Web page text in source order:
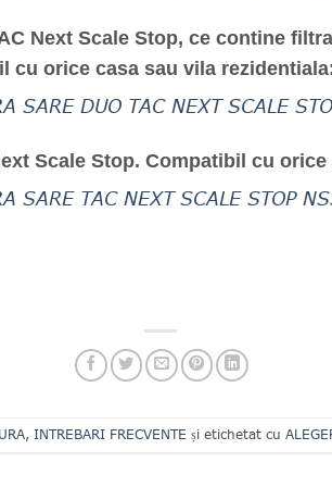
Next Scale Stop, ce contine
cu orice casa sau vila
SARE DUO TAC NEXT SCALE
Scale Stop. Compatibil cu
SARE TAC NEXT SCALE STOP
,INTREBARI FRECVENTE și etichetat cu